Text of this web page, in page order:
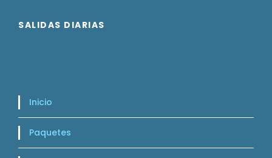
SALIDAS DIARIAS
Inicio
Paquetes